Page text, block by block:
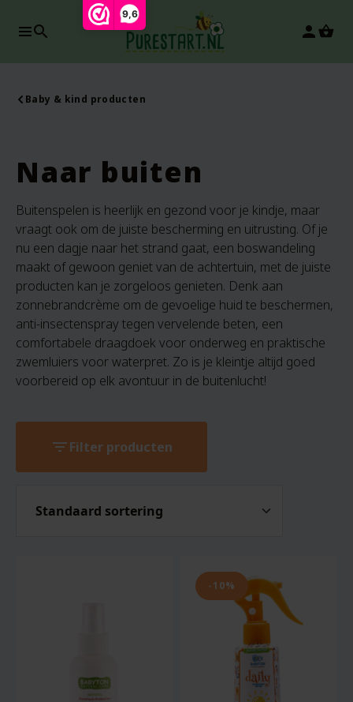
9,6
search person
Baby & kind producten
Naar buiten
Buitenspelen is heerlijk en gezond voor je kindje, maar
vraagt ook om de juiste bescherming en uitrusting. Of je
nu een dagje naar het strand gaat, een boswandeling
maakt of gewoon geniet van de achtertuin, met de juiste
producten kan je zorgeloos genieten. Denk aan
zonnebrandcrème om de gevoelige huid te beschermen,
anti-insectenspray tegen vervelende beten, een
comfortabele draagdoek voor onderweg en praktische
zwemluiers voor waterpret. Zo is je kleintje altijd goed
voorbereid op elk avontuur in de buitenlucht!
filter_listFilter producten
-10%